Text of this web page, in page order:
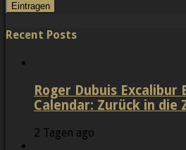
Recent Posts
Roger Dubuis Excalibur
Calendar: Zurück in die
2 Tagen ago